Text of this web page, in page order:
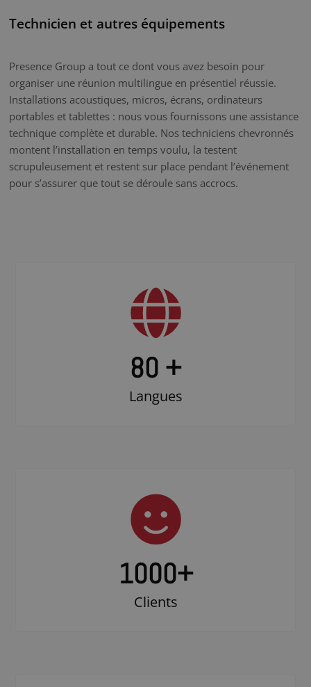
Technicien et autres équipements
Presence Group a tout ce dont vous avez besoin pour
organiser une réunion multilingue en présentiel réussie.
Installations acoustiques, micros, écrans, ordinateurs
portables et tablettes : nous vous fournissons une assistance
technique complète et durable. Nos techniciens chevronnés
montent l’installation en temps voulu, la testent
scrupuleusement et restent sur place pendant l’événement
pour s’assurer que tout se déroule sans accrocs.
80 +
Langues
1000+
Clients